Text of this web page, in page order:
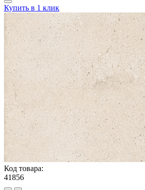
Купить в 1 клик
Код товара:
41856